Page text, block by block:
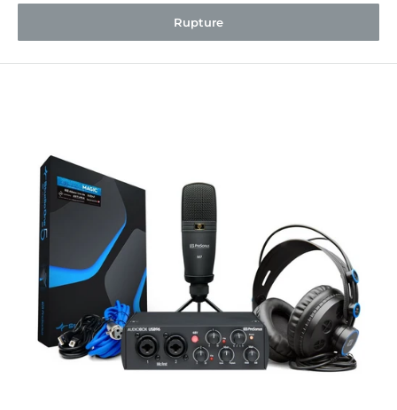
Rupture